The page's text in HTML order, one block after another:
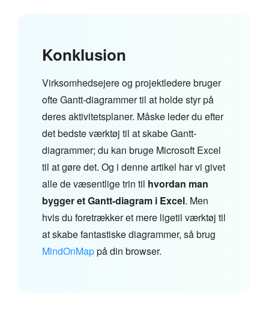
Konklusion
Virksomhedsejere og projektledere bruger
ofte Gantt-diagrammer til at holde styr på
deres aktivitetsplaner. Måske leder du efter
det bedste værktøj til at skabe Gantt-
diagrammer; du kan bruge Microsoft Excel
til at gøre det. Og i denne artikel har vi givet
alle de væsentlige trin til hvordan man
bygger et Gantt-diagram i Excel. Men
hvis du foretrækker et mere ligetil værktøj til
at skabe fantastiske diagrammer, så brug
MindOnMappå din browser.